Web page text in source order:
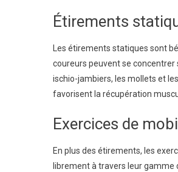
Étirements
Les étirements statiques sont
coureurs peuvent se concentrer
ischio-jambiers, les mollets et
favorisent la récupération
Exercices de
En plus des étirements, les
librement à travers leur gamme